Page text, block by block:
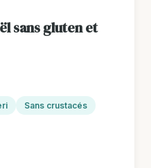
sans gluten et
Sans crustacés